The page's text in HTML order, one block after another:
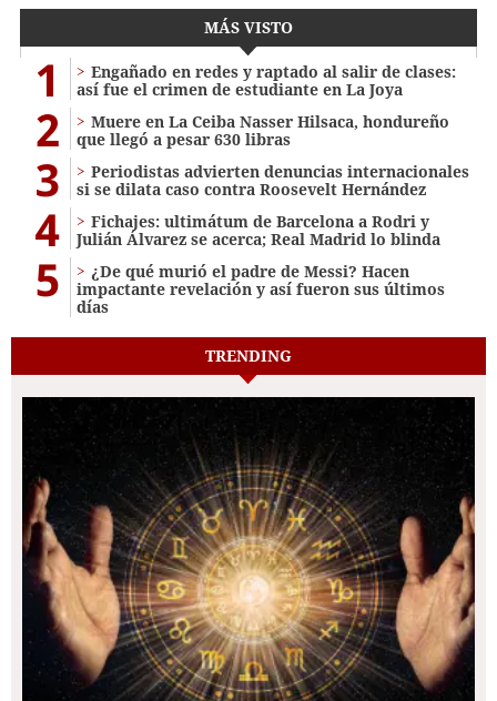
MÁS VISTO
1
Engañado en redes y raptado al salir de clases:
así fue el crimen de estudiante en La Joya
2
Muere en La Ceiba Nasser Hilsaca, hondureño
que llegó a pesar 630 libras
3
Periodistas advierten denuncias internacionales
si se dilata caso contra Roosevelt Hernández
4
Fichajes: ultimátum de Barcelona a Rodri y
Julián Álvarez se acerca; Real Madrid lo blinda
5
¿De qué murió el padre de Messi? Hacen
impactante revelación y así fueron sus últimos
días
TRENDING